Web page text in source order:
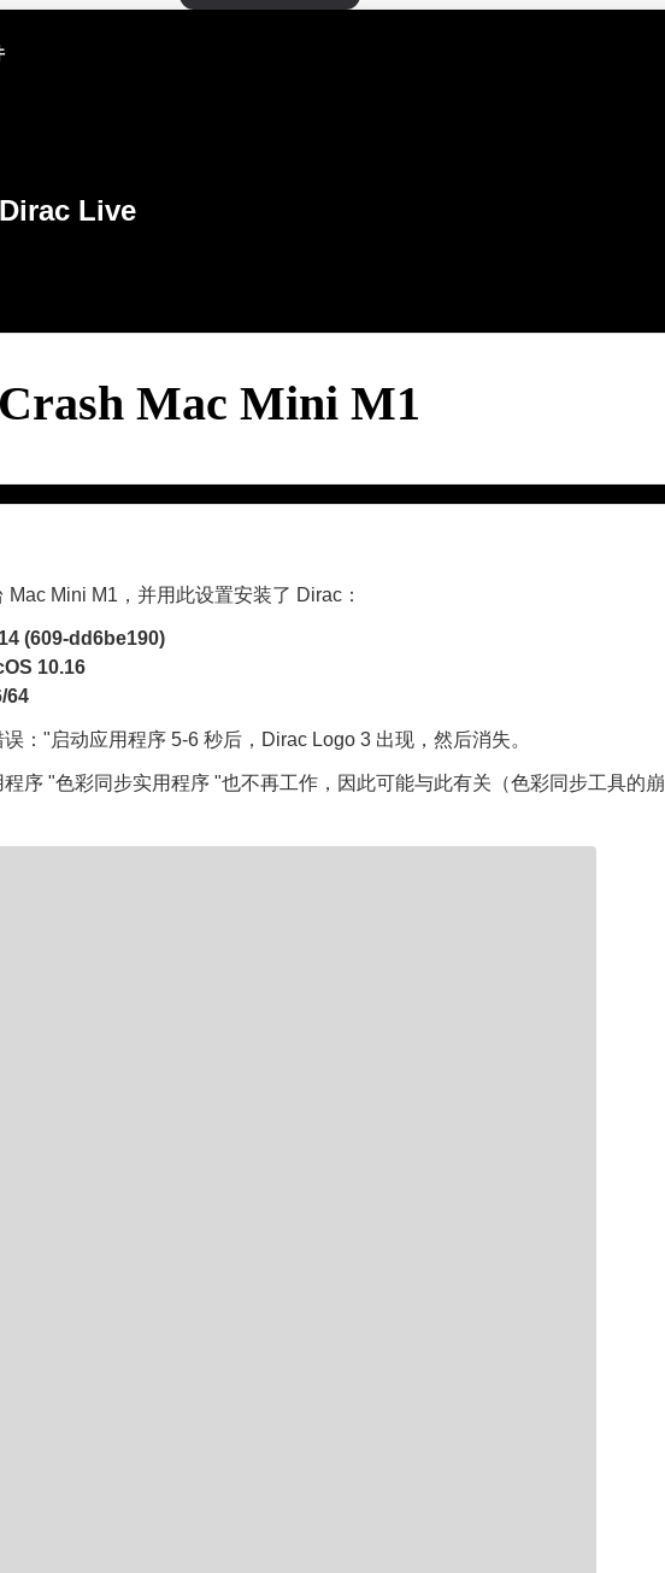
Dirac Live
Mac Mini M1
Mac Mini M1，并用此设置安装了 Dirac：
(609-dd6be190)
10.16
64
："启动应用程序 5-6 秒后，Dirac Logo 3 出现，然后消失。
序 "色彩同步实用程序 "也不再工作，因此可能与此有关（色彩同步工具的崩